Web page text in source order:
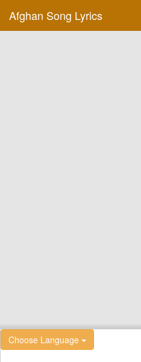
Afghan Song Lyrics
Choose Language